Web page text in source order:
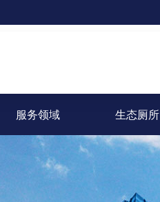
服务领域 生态厕所